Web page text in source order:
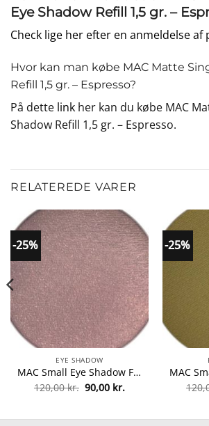
Eye Shadow Refill 1,5 gr. –
Check lige her efter en anmeldelse af
Hvor kan man købe MAC Matte
Refill 1,5 gr. – Espresso?
På dette link her kan du købe MAC
Shadow Refill 1,5 gr. – Espresso.
RELATEREDE VARER
-25%
EYE SHADOW
MAC Small Eye Shadow Frost Refill 1,5 gr. – Satin Taupe fra MAC Cosmetics
120,00kr. Den
oprindelige
120,00 kr..
90,00 kr.Den
90,00 kr..
-25%